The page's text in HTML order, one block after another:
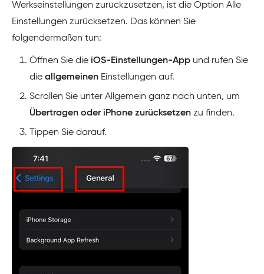
Werkseinstellungen zurückzusetzen, ist die Option Alle
Einstellungen zurücksetzen. Das können Sie
folgendermaßen tun:
Öffnen Sie die iOS-Einstellungen-App und rufen Sie
die allgemeinen Einstellungen auf.
Scrollen Sie unter Allgemein ganz nach unten, um
Übertragen oder iPhone zurücksetzen zu finden.
Tippen Sie darauf.